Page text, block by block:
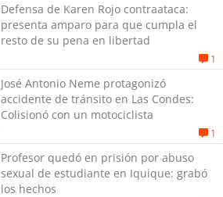
Defensa de Karen Rojo contraataca:
presenta amparo para que cumpla el
resto de su pena en libertad
1
José Antonio Neme protagonizó
accidente de tránsito en Las Condes:
Colisionó con un motociclista
1
Profesor quedó en prisión por abuso
sexual de estudiante en Iquique: grabó
los hechos